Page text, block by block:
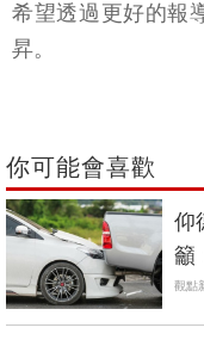
希望透過更好的報
昇。
你可能會喜歡
仰
籲
驗
觀點